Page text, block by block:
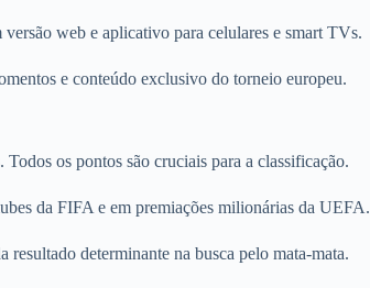
web e aplicativo para celulares e smart TVs.
e conteúdo exclusivo do torneio europeu.
os pontos são cruciais para a classificação.
da FIFA e em premiações milionárias da UEFA.
determinante na busca pelo mata-mata.